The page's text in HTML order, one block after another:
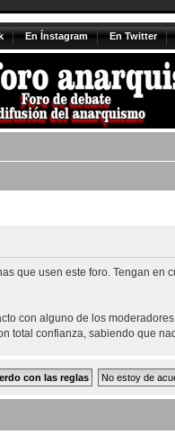
En Ínstagram En Twitter
que usen este foro. Tengan
con alguno de los
total confianza, sabiendo que